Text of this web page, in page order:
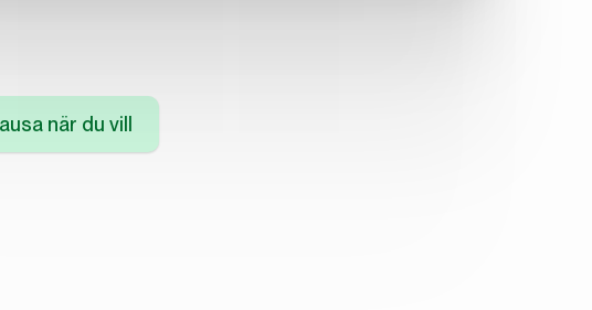
när du vill